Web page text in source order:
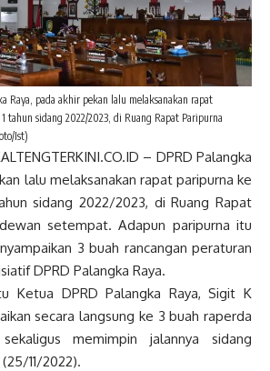
Raya, pada akhir pekan lalu melaksanakan rapat
tahun sidang 2022/2023, di Ruang Rapat Paripurna
Ist)
– DPRD Palangka
lalu melaksanakan rapat paripurna ke
sidang 2022/2023, di Ruang Rapat
setempat. Adapun paripurna itu
3 buah rancangan peraturan
DPRD Palangka Raya.
Ketua DPRD Palangka Raya, Sigit K
secara langsung ke 3 buah raperda
memimpin jalannya sidang
11/2022).